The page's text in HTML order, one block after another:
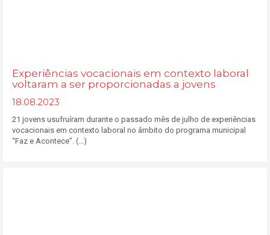
Experiências vocacionais em contexto laboral
voltaram a ser proporcionadas a jovens
18.08.2023
21 jovens usufruíram durante o passado mês de julho de experiências
vocacionais em contexto laboral no âmbito do programa municipal
“Faz e Acontece”. (...)